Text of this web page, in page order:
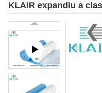
KLAIR expandiu a